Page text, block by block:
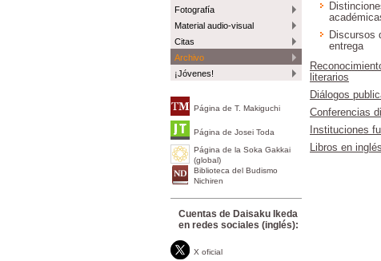
Fotografía
Material audio-visual
Citas
Archivo
¡Jóvenes!
Página de T. Makiguchi
Página de Josei Toda
Página de la Soka Gakkai
(global)
Biblioteca del Budismo
Nichiren
Cuentas de Daisaku Ikeda
en redes sociales (inglés):
X oficial
Discursos
entrega
literarios
Diálogos
Conferencias
Instituciones
Libros en inglés